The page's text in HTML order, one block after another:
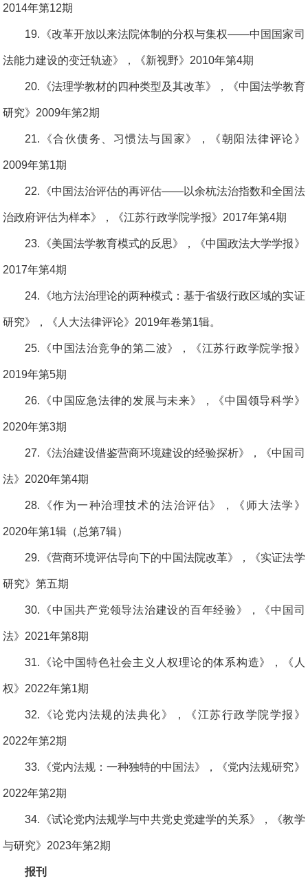
2014年第12期
19.《改革开放以来法院体制的分权与集权——中国国家司
法能力建设的变迁轨迹》，《新视野》2010年第4期
20.《法理学教材的四种类型及其改革》，《中国法学教育
研究》2009年第2期
21.《合伙债务、习惯法与国家》，《朝阳法律评论》
2009年第1期
22.《中国法治评估的再评估——以余杭法治指数和全国法
治政府评估为样本》，《江苏行政学院学报》2017年第4期
23.《美国法学教育模式的反思》，《中国政法大学学报》
2017年第4期
24.《地方法治理论的两种模式：基于省级行政区域的实证
研究》，《人大法律评论》2019年卷第1辑。
25.《中国法治竞争的第二波》，《江苏行政学院学报》
2019年第5期
26.《中国应急法律的发展与未来》，《中国领导科学》
2020年第3期
27.《法治建设借鉴营商环境建设的经验探析》，《中国司
法》2020年第4期
28.《作为一种治理技术的法治评估》，《师大法学》
2020年第1辑（总第7辑）
29.《营商环境评估导向下的中国法院改革》，《实证法学
研究》第五期
30.《中国共产党领导法治建设的百年经验》，《中国司
法》2021年第8期
31.《论中国特色社会主义人权理论的体系构造》，《人
权》2022年第1期
32.《论党内法规的法典化》，《江苏行政学院学报》
2022年第2期
33.《党内法规：一种独特的中国法》，《党内法规研究》
2022年第2期
34.《试论党内法规学与中共党史党建学的关系》，《教学
与研究》2023年第2期
报刊